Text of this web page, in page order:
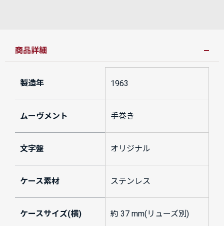
商品詳細
製造年 1963
ムーヴメント 手巻き
文字盤 オリジナル
ケース素材 ステンレス
ケースサイズ(横) 約 37 mm(リューズ別)